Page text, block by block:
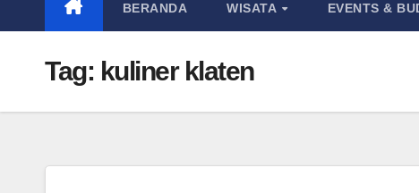
BERANDA WISATA EVENTS &
Tag: kuliner klaten